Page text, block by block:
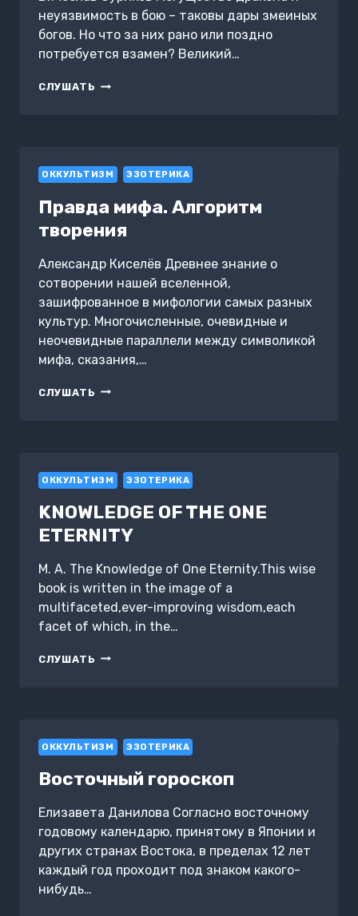
неуязвимость в бою – таковы дары змеиных
богов. Но что за них рано или поздно
потребуется взамен? Великий…
СЛУШАТЬ ПЕРВЫЕ
ОККУЛЬТИЗМ ЭЗОТЕРИКА
Правда мифа. Алгоритм
творения
Александр Киселёв Древнее знание о
сотворении нашей вселенной,
зашифрованное в мифологии самых разных
культур. Многочисленные, очевидные и
неочевидные параллели между символикой
мифа, сказания,…
СЛУШАТЬ ПРАВДА
ОККУЛЬТИЗМ ЭЗОТЕРИКА
KNOWLEDGE OF THE ONE
ETERNITY
М. А. The Knowledge of One Eternity.This wise
book is written in the image of a
multifaceted,ever-improving wisdom,each
facet of which, in the…
СЛУШАТЬ KNOWLEDGE
ОККУЛЬТИЗМ ЭЗОТЕРИКА
Восточный гороскоп
Елизавета Данилова Согласно восточному
годовому календарю, принятому в Японии и
других странах Востока, в пределах 12 лет
каждый год проходит под знаком какого-
нибудь…